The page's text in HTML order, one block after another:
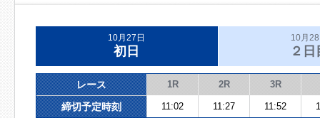
10月27日
初日
10月
２日
レース 1R 2R 3R
締切予定時刻 11:02 11:27 11:52